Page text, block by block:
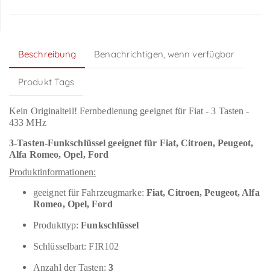
Beschreibung Benachrichtigen, wenn verfügbar
Produkt Tags
Kein Originalteil! Fernbedienung geeignet für Fiat - 3 Tasten -
433 MHz
3-Tasten-Funkschlüssel geeignet für Fiat,Citroen, Peugeot,
Alfa Romeo, Opel, Ford
Produktinformationen:
geeignet für Fahrzeugmarke: Fiat, Citroen, Peugeot, Alfa
Romeo, Opel, Ford
Produkttyp:Funkschlüssel
Schlüsselbart: FIR102
Anzahl der Tasten: 3